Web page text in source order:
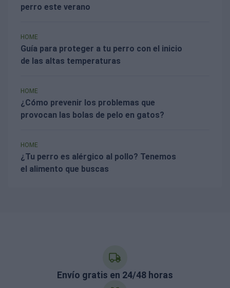
perro este verano
HOME
Guía para proteger a tu perro con el inicio
de las altas temperaturas
HOME
¿Cómo prevenir los problemas que
provocan las bolas de pelo en gatos?
HOME
¿Tu perro es alérgico al pollo? Tenemos
el alimento que buscas
Envío gratis en 24/48 horas